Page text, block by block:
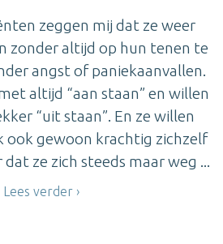
zeggen mij dat ze weer
zonder altijd op hun tenen te
angst of paniekaanvallen.
altijd “aan staan” en willen
“uit staan”. En ze willen
ook gewoon krachtig zichzelf
ze zich steeds maar weg ...
Lees verder